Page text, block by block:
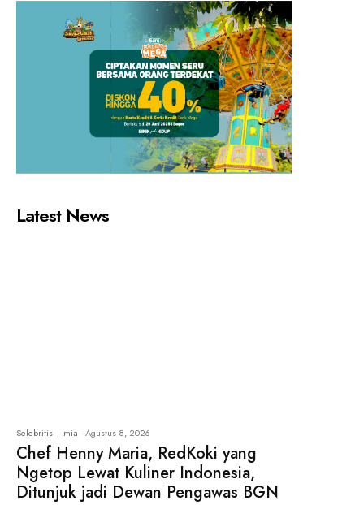
Latest News
Selebritis mia -Agustus 8, 2026
Chef Henny Maria, RedKoki yang
Ngetop Lewat Kuliner Indonesia,
Ditunjuk jadi Dewan Pengawas BGN